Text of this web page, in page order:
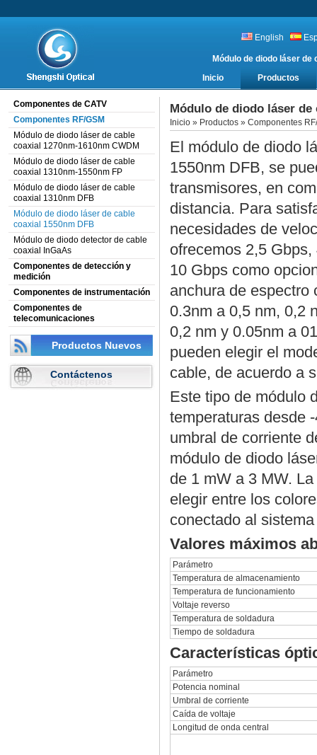
English
Módulo de diodo láser
Inicio
Productos
Componentes de CATV
Componentes RF/GSM
Módulo de diodo láser de cable
coaxial 1270nm-1610nm CWDM
Módulo de diodo láser de cable
coaxial 1310nm-1550nm FP
Módulo de diodo láser de cable
coaxial 1310nm DFB
Módulo de diodo láser de cable
coaxial 1550nm DFB
Módulo de diodo detector de cable
coaxial InGaAs
Componentes de detección y
medición
Componentes de instrumentación
Componentes de
telecomunicaciones
Productos Nuevos
Contáctenos
Módulo de diodo láser de
Inicio » Productos » Componentes
El módulo de diodo
1550nm DFB, se
transmisores, en
distancia. Para
necesidades de
ofrecemos 2,5
10 Gbps como
anchura de espectro
0.3nm a 0,5 nm, 0,2
0,2 nm y 0.05nm a
pueden elegir el
cable, de acuerdo a
Este tipo de módulo
temperaturas desde
umbral de corriente
módulo de diodo
de 1 mW a 3 MW.
elegir entre los
conectado al
Valores máximos
Parámetro
Temperatura de almacenamiento
Temperatura de funcionamiento
Voltaje reverso
Temperatura de soldadura
Tiempo de soldadura
Características
Parámetro
Potencia nominal
Umbral de corriente
Caída de voltaje
Longitud de onda central